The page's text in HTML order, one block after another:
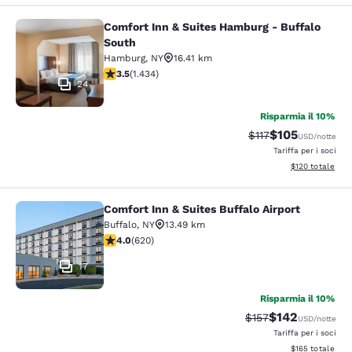
Comfort Inn & Suites Hamburg -
24
Comfort Inn & Suites Hamburg - Buffalo
South
Hamburg, NY
16.41 km
Valutazione di 3.45 stelle. Buono. 1434 recensioni
3.5(1.434)
Risparmia il 10%
Tariffa di
$117Tariffa
$105USD/notte
Tariffa per i soci
Visualizza i
$120 totale
Comfort Inn & Suites Buffalo Airport
17
Comfort Inn & Suites Buffalo Airport
Buffalo, NY
13.49 km
Valutazione di 3.96 stelle. Buono. 620 recensioni
4.0(620)
Risparmia il 10%
Tariffa di barratura:
$157Tariffa
$142USD/notte
Tariffa per i soci
Visualizza i
$165 totale